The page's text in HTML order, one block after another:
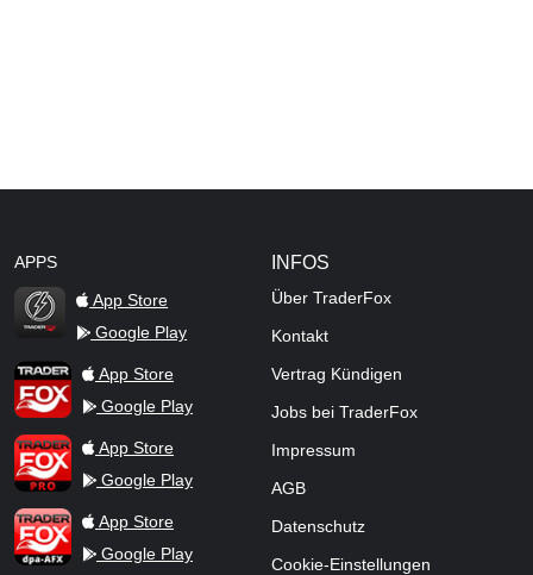
APPS
TraderFox Flash
App Store
Google Play
TraderFox AppApp Store
Google Play
TraderFox ProApp Store
Google Play
TraderFox dpa-AFX ProFeed
App Store
Google Play
INFOS
Über TraderFox
Kontakt
Vertrag Kündigen
Jobs bei TraderFox
Impressum
AGB
Datenschutz
Cookie-Einstellungen